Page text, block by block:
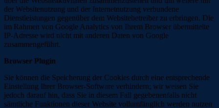
der Websitenutzung und der Internetnutzung verbundene
Dienstleistungen gegenüber dem Websitebetreiber zu erbringen. Die
im Rahmen von Google Analytics von Ihrem Browser übermittelte
IP-Adresse wird nicht mit anderen Daten von Google
zusammengeführt.
Browser Plugin
Sie können die Speicherung der Cookies durch eine entsprechende
Einstellung Ihrer Browser-Software verhindern; wir weisen Sie
jedoch darauf hin, dass Sie in diesem Fall gegebenenfalls nicht
sämtliche Funktionen dieser Website vollumfänglich werden nutzen